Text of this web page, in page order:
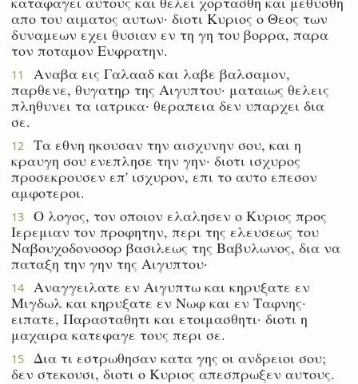
απο του αιματος αυτων· διοτι Κυριος ο Θεος των
δυναμεων εχει θυσιαν εν τη γη του βορρα, παρα
τον ποταμον Ευφρατην.
11
Αναβα εις Γαλααδ και λαβε βαλσαμον,
παρθενε, θυγατηρ της Αιγυπτου· ματαιως θελεις
πληθυνει τα ιατρικα· θεραπεια δεν υπαρχει δια
σε.
12
Τα εθνη ηκουσαν την αισχυνην σου, και η
κραυγη σου ενεπλησε την γην· διοτι ισχυρος
προσεκρουσεν επ' ισχυρον, επι το αυτο επεσον
αμφοτεροι.
13
Ο λογος, τον οποιον ελαλησεν ο Κυριος προς
Ιερεμιαν τον προφητην, περι της ελευσεως του
Ναβουχοδονοσορ βασιλεως της Βαβυλωνος, δια να
παταξη την γην της Αιγυπτου·
14
Αναγγειλατε εν Αιγυπτω και κηρυξατε εν
Μιγδωλ και κηρυξατε εν Νωφ και εν Ταφνης·
ειπατε, Παρασταθητι και ετοιμασθητι· διοτι η
μαχαιρα κατεφαγε τους περι σε.
15
Δια τι εστρωθησαν κατα γης οι ανδρειοι σου;
δεν στεκουσι, διοτι ο Κυριος απεσπρωξεν αυτους.